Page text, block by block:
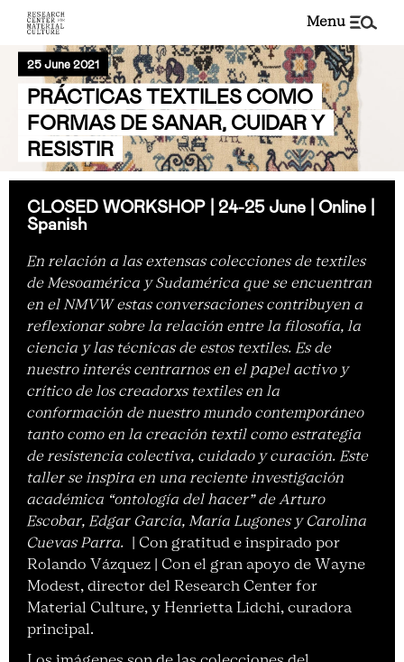
menu
25 June 2021
PRÁCTICAS TEXTILES COMO
FORMAS DE SANAR, CUIDAR Y
RESISTIR
CLOSED WORKSHOP | 24-25 June | Online |
Spanish
En relación a las extensas colecciones de textiles
de Mesoamérica y Sudamérica que se encuentran
en el NMVW estas conversaciones contribuyen a
reflexionar sobre la relación entre la filosofía, la
ciencia y las técnicas de estos textiles. Es de
nuestro interés centrarnos en el papel activo y
crítico de los creadorxs textiles en la
conformación de nuestro mundo contemporáneo
tanto como en la creación textil como estrategia
de resistencia colectiva, cuidado y curación. Este
taller se inspira en una reciente investigación
académica “ontología del hacer” de Arturo
Escobar, Edgar García, María Lugones y Carolina
Cuevas Parra.
| Con gratitud e inspirado por
Rolando Vázquez | Con el gran apoyo de Wayne
Modest, director del Research Center for
Material Culture, y Henrietta Lidchi, curadora
principal.